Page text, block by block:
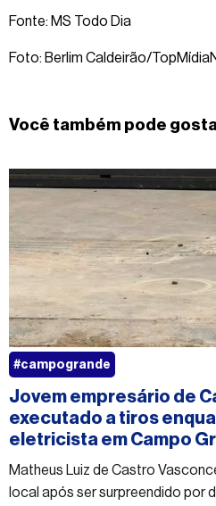
Fonte: MS Todo Dia
Foto: Berlim Caldeirão/
Você também pode
Jovem empresário de
executado a tiros
eletricista em Campo
Matheus Luiz de Castro
local após ser surpreendido por
#campogrande